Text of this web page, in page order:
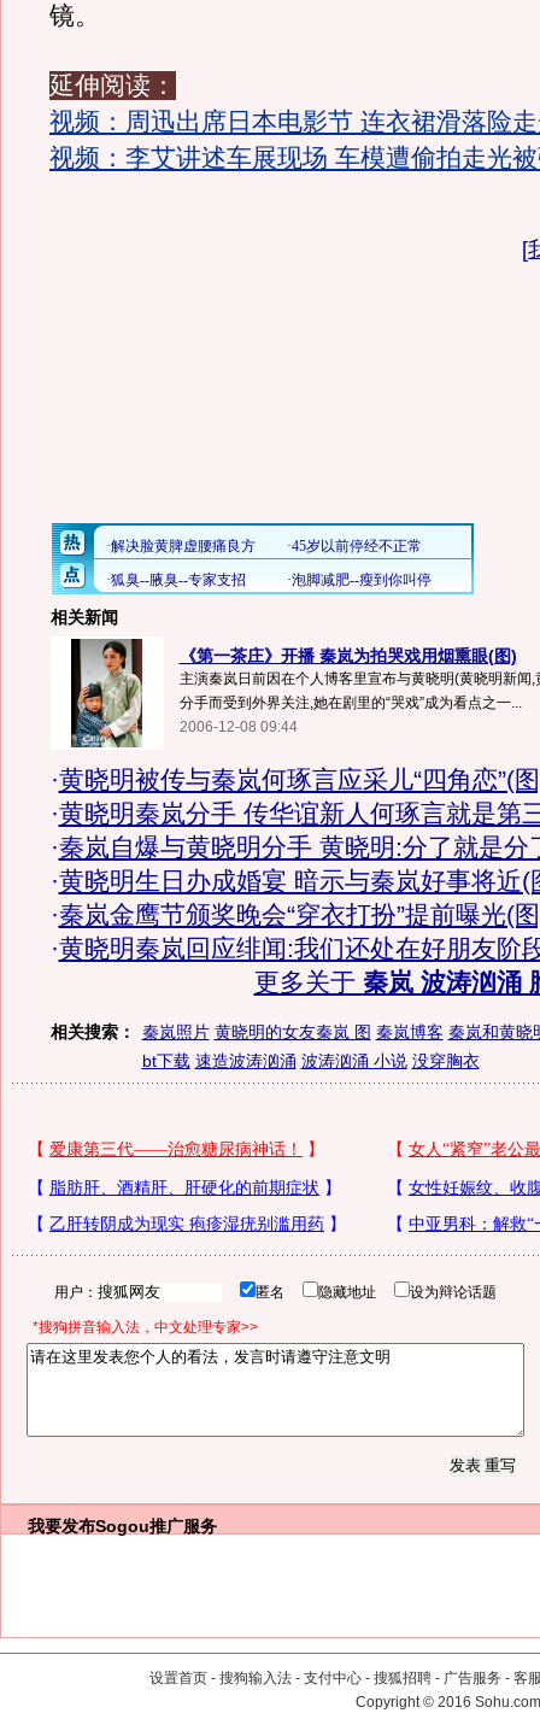
镜。
延伸阅读：
视频：周迅出席日本电影节 连衣裙滑落险
视频：李艾讲述车展现场 车模遭偷拍走光
[
相关新闻
《第一茶庄》开播 秦岚为拍哭戏用烟熏眼(图)
主演秦岚日前因在个人博客里宣布与黄晓明(黄晓明新闻
分手而受到外界关注,她在剧里的“哭戏”成为看点之一...
2006-12-08 09:44
·黄晓明被传与秦岚何琢言应采儿“四角恋”(
·黄晓明秦岚分手 传华谊新人何琢言就是第
·秦岚自爆与黄晓明分手 黄晓明:分了就是分
·黄晓明生日办成婚宴 暗示与秦岚好事将近(
·秦岚金鹰节颁奖晚会“穿衣打扮”提前曝光(
·黄晓明秦岚回应绯闻:我们还处在好朋友阶
更多关于 秦岚 波涛汹涌
相关搜索： 秦岚照片 黄晓明的女友秦岚 图 秦岚博客 秦岚和黄晓
bt下载 速造波涛汹涌 波涛汹涌 小说 没穿胸衣
用户： 匿名 隐藏地址 设为辩论话题
*搜狗拼音输入法，中文处理专家>>
我要发布Sogou推广服务
设置首页 - 搜狗输入法 - 支付中心 - 搜狐招聘 - 广告服务 - 客
Copyright©2016